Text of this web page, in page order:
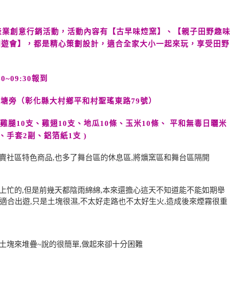
創意行銷活動，活動內容有【古早味焢窯】、【親子田野趣味
會】，都是精心策劃設計，適合全家大小一起來玩，享受田野
報到
旁（彰化縣大村鄉平和村聖瑤東路79號）
腿10支、雞翅10支、地瓜10條、玉米10條、 平和無毒日曬米
手套2副、鋁箔紙1支 )
社區特色商品,也多了舞台區的休息區,將爌窯區和舞台區隔開
忙的,但是前幾天都陰雨綿綿,本來還擔心這天不知道能不能如期舉
合出遊,只是土塊很濕,不太好走路也不太好生火,造成後來煙霧很重
塊來堆疊~說的很簡單,做起來卻十分困難